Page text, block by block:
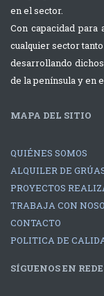
en el sector.
Con capacidad
cualquier sector
desarrollando
de la península y en
MAPA DEL SITIO
QUIÉNES SOMOS
ALQUILER DE
PROYECTOS
TRABAJA CON
CONTACTO
POLITICA DE
SÍGUENOS EN